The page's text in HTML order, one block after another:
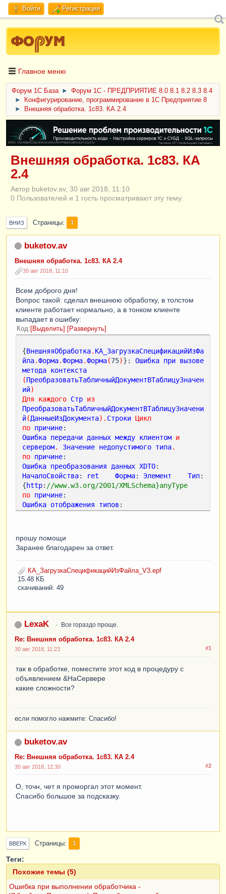
Войти Регистрация
Главное меню
Форум 1C База ►
Форум 1С - ПРЕДПРИЯТИЕ 8.0 8.1 8.2 8.3 8.4
►
Конфигурирование, программирование в 1С Предприятие 8
►
Внешняя обработка. 1с83. КА 2.4
ERID: CQH36pWzJqVJD4xVLsnhcU4hVPNjkBZe8KKxjJiYySyZAz
Внешняя обработка. 1с83. КА
2.4
Автор buketov.av, 30 авг 2018, 11:10
0 Пользователей и 1 гость просматривают эту тему.
ВНИЗ Страницы 1
buketov.av
Внешняя обработка. 1с83. КА 2.4
30 авг 2018, 11:10
Всем доброго дня!
Вопрос такой: сделал внешнюю обработку, в толстом
клиенте работает нормально, а в тонком клиенте
выпадает в ошибку:
Код Выделить Развернуть
{ВнешняяОбработка. КА_ЗагрузкаСпецификацийИзФа
йла.Форма.Форма.Форма(75)}: Ошибка при вызове
метода контекста
(ПреобразоватьТабличныйДокументВТаблицуЗначен
ий)
Для
каждого Стр из
ПреобразоватьТабличныйДокументВТаблицуЗначени
й(ДанныеИзДокумента). Строки Цикл
по причине
Ошибка передачи данных между клиентом и
сервером. Значение недопустимого типа.
по причине
Ошибка преобразования данных XDTO
НачалоСвойства: ret Форма: Элемент Тип:
{http: //www.w3.org/2001/XMLSchema}anyType
по причине
Ошибка отображения типов
прошу помощи
Заранее благодарен за ответ.
КА_ЗагрузкаСпецификацийИзФайла_V3.epf
15.48 КБ
скачиваний: 49
LexaK Все гораздо проще.
Re: Внешняя обработка. 1с83. КА 2.4
#1
30 авг 2018, 11:23
так в обработке, поместите этот код в процедуру с
объявлением &НаСервере
какие сложности?
если помогло нажмите: Спасибо!
buketov.av
Re: Внешняя обработка. 1с83. КА 2.4
#2
30 авг 2018, 12:30
О, точн, чет я проморгал этот момент.
Спасибо большое за подсказку.
ВВЕРХ Страницы 1
Теги:
Похожие темы (5)
Ошибка при выполнении обработчика -